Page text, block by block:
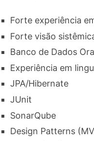
Forte experiência
Forte visão
Banco de Dados
Experiência em
JPA/Hibernate​
JUnit​
SonarQube​
Design Patterns